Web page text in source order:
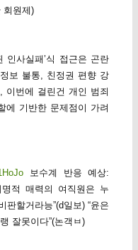
회원제)
인사실패’식 접근은 곤란
보 불통, 친정권 편향 강
이번에 걸린건 개인 범죄
에 기반한 문제점이 가려
보수계 반응 예상:
명적 매력의 여직원은 누
판할거라능”(d일보) “윤은
잘못이다”(논객ㅂ)